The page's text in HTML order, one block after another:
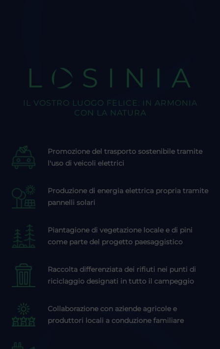
LOSINIA
IL VOSTRO LUOGO FELICE: IN ARMONIA
CON LA NATURA
Promozione del trasporto sostenibile tramite
l'uso di veicoli elettrici
Produzione di energia elettrica propria tramite
pannelli solari
Piantagione di vegetazione locale e di pini
come parte del progetto paesaggistico
Raccolta differenziata dei rifiuti nei punti di
riciclaggio designati in tutto il campeggio
Collaborazione con aziende agricole e
produttori locali a conduzione familiare